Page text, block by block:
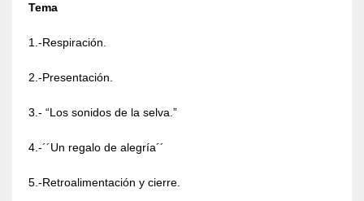
Tema
1.-Respiración.
2.-Presentación.
3.- “Los sonidos de la selva.”
4.-´´Un regalo de alegría´´
5.-Retroalimentación y cierre.